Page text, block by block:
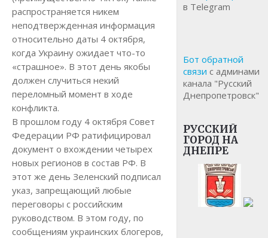
распространяется никем
неподтвержденная информация
относительно даты 4 октября,
когда Украину ожидает что-то
«страшное». В этот день якобы
должен случиться некий
переломный момент в ходе
конфликта.
В прошлом году 4 октября Совет
Федерации РФ ратифицировал
документ о вхождении четырех
новых регионов в состав РФ. В
этот же день Зеленский подписал
указ, запрещающий любые
переговоры с российским
руководством. В этом году, по
сообщениям украинских блогеров,
в Telegram
Бот обратной
связи с админами
канала "Русский
Днепропетровск"
РУССКИЙ
ГОРОД НА
ДНЕПРЕ